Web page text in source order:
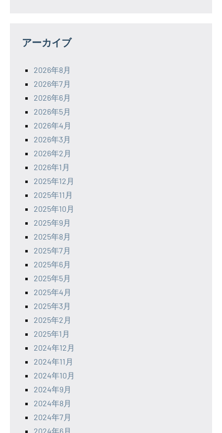
アーカイブ
2026年8月
2026年7月
2026年6月
2026年5月
2026年4月
2026年3月
2026年2月
2026年1月
2025年12月
2025年11月
2025年10月
2025年9月
2025年8月
2025年7月
2025年6月
2025年5月
2025年4月
2025年3月
2025年2月
2025年1月
2024年12月
2024年11月
2024年10月
2024年9月
2024年8月
2024年7月
2024年6月